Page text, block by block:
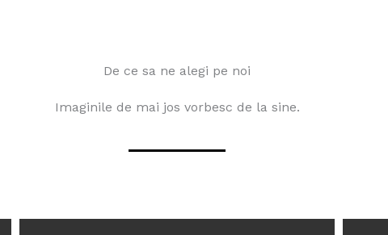
De ce sa ne alegi pe noi
Imaginile de mai jos vorbesc de la sine.